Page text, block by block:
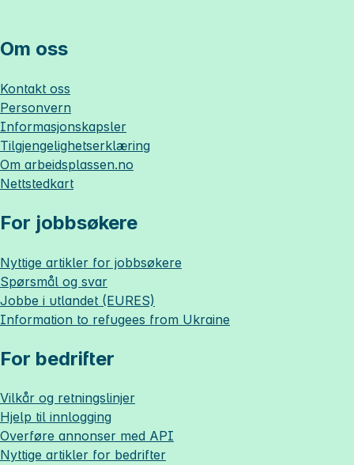
Om oss
Kontakt oss
Personvern
Informasjonskapsler
Tilgjengelighetserklæring
Om arbeidsplassen.no
Nettstedkart
For jobbsøkere
Nyttige artikler for jobbsøkere
Spørsmål og svar
Jobbe i utlandet (EURES)
Information to refugees from Ukraine
For bedrifter
Vilkår og retningslinjer
Hjelp til innlogging
Overføre annonser med API
Nyttige artikler for bedrifter